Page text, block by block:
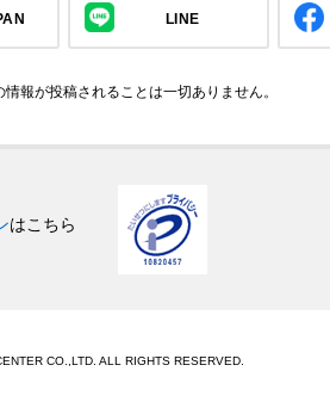
LINE
報が投稿されることは一切ありません。
はこちら
CO.,LTD. ALL RIGHTS RESERVED.